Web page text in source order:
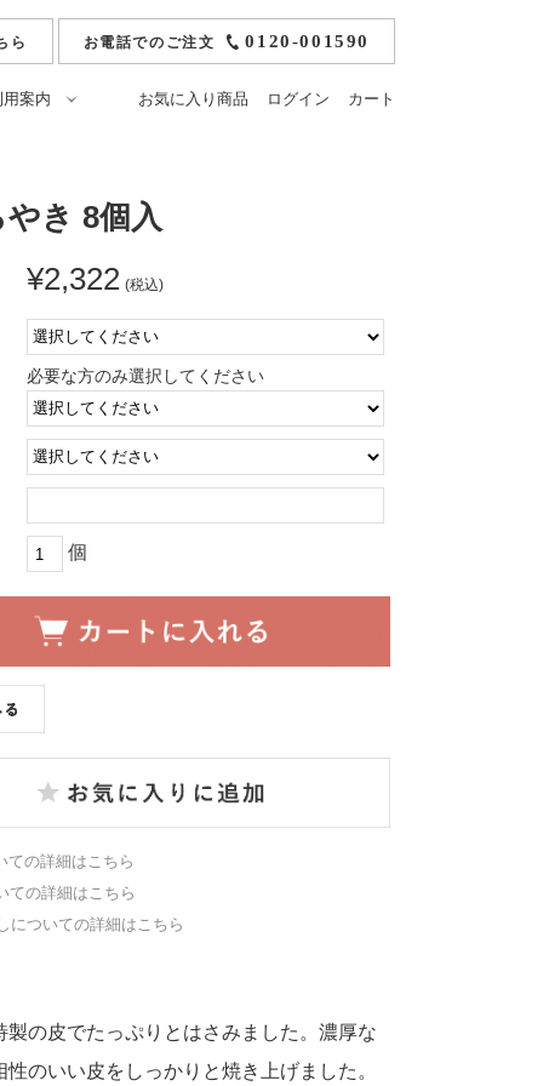
ら お電話でのご注文 0120-001590
純栗かの子ようかん
せ）
落雁ひとひら
栗あそび
マカロン
マロンパイ
栗アイス小布施
栗みつ
案内
お支払いについて
送料・配送・返品につ
のし・ギフト包装・紙
よくあるご質問
原材料
栄養成分表
お気に入り商品 ログイン カート
き 8個入
¥2,322 (税込)
必要な方のみ選択してください
個
ての詳細はこちら
ての詳細はこちら
についての詳細はこちら
の皮でたっぷりとはさみました。濃厚な
のいい皮をしっかりと焼き上げました。